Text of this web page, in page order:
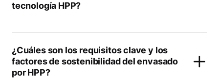
tecnología HPP?
¿Cuáles son los requisitos clave y los
factores de sostenibilidad del envasado
por HPP?